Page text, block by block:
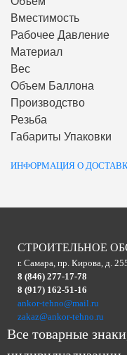
Вместимость
Рабочее Давление
Материал
Вес
Объем Баллона
Производство
Резьба
Габариты Упаковки
ИНФОРМАЦИЯ О
СТРОИТЕЛЬНОЕ
г. Самара, пр. Кирова, д.
8 (846) 277-17-78
8 (917) 162-51-16
ankor-tehno@mail.ru
zakaz@ankor-tehno.ru
Все товарные